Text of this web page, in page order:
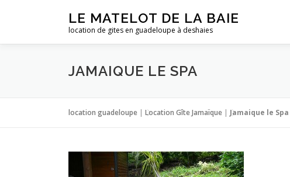
LE MATELOT DE LA BAIE
location de gites en guadeloupe à deshaies
JAMAIQUE LE SPA
location guadeloupe | Location Gîte Jamaïque | Jamaique le Spa